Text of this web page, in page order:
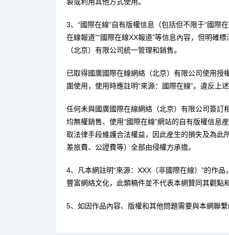
3、“國際在線”自有版權信息（包括但不限于“國際
在線報道”“國際在線XX報道”等信息內容，但明確
（北京）有限公司統一管理和銷售。
已取得國廣國際在線網絡（北京）有限公司使用
圍使用，使用時應註明“來源：國際在線”。違反上
任何未與國廣國際在線網絡（北京）有限公司簽訂
均無權銷售、使用“國際在線”網站的自有版權信息
取法律手段維護合法權益，因此産生的損失及為此
差旅費、公證費等）全部由侵權方承擔。
4、凡本網註明“來源：XXX（非國際在線）”的作
豐富網絡文化，此類稿件並不代表本網贊同其觀點
5、如因作品內容、版權和其他問題需要與本網聯